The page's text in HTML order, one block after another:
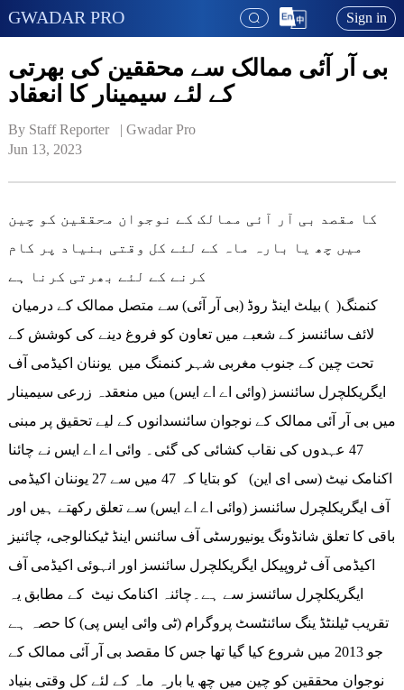
GWADAR PRO Sign in
بی آر آئی ممالک سے محققین کی بھرتی
کے لئے سیمینار کا انعقاد
By Staff Reporter   | Gwadar Pro
Jun 13, 2023
کا مقصد بی آر آئی ممالک کے نوجوان محققین کو چین
میں چھ یا بارہ ماہ کے لئے کل وقتی بنیاد پر کام
لائف سائنسز کے شعبے میں تعاون کو فروغ دینے کی کوشش کے
تحت چین کے جنوب مغربی شہر کنمنگ میں یوننان اکیڈمی آف
ایگریکلچرل سائنسز (وائی اے اے ایس) میں منعقدہ زرعی سیمینار
میں بی آر آئی ممالک کے نوجوان سائنسدانوں کے لیے تحقیق پر مبنی
47 عہدوں کی نقاب کشائی کی گئی۔ وائی اے اے ایس نے چائنا
اکنامک نیٹ (سی ای این) کو بتایا کہ 47 میں سے 27 یوننان اکیڈمی
آف ایگریکلچرل سائنسز (وائی اے اے ایس) سے تعلق رکھتے ہیں اور
باقی کا تعلق شانڈونگ یونیورسٹی آف سائنس اینڈ ٹیکنالوجی، چائنیز
اکیڈمی آف ٹروپیکل ایگریکلچرل سائنسز اور انہوئی اکیڈمی آف
ایگریکلچرل سائنسز سے ہے۔چائنہ اکنامک نیٹ کے مطابق یہ
تقریب ٹیلنٹڈ ینگ سائنٹسٹ پروگرام (ٹی وائی ایس پی) کا حصہ ہے
جو 2013 میں شروع کیا گیا تھا جس کا مقصد بی آر آئی ممالک کے
نوجوان محققین کو چین میں چھ یا بارہ ماہ کے لئے کل وقتی بنیاد